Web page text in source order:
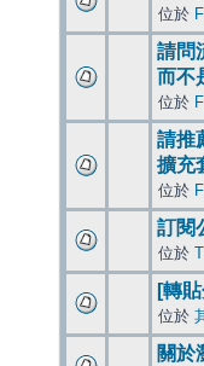
位於
請問
而不
位於
請推
擴充
位於
訂閱
位於
[轉
位於
關於